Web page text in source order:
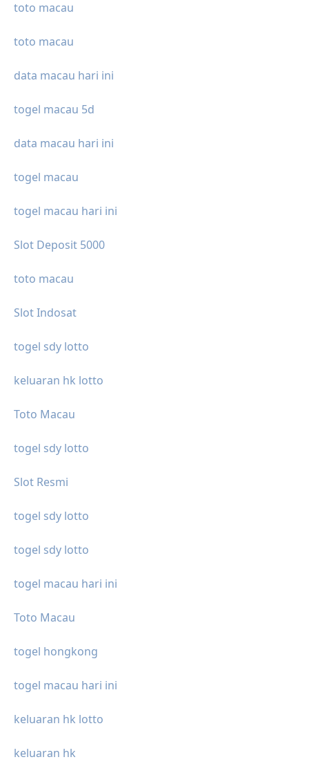
toto macau
toto macau
data macau hari ini
togel macau 5d
data macau hari ini
togel macau
togel macau hari ini
Slot Deposit 5000
toto macau
Slot Indosat
togel sdy lotto
keluaran hk lotto
Toto Macau
togel sdy lotto
Slot Resmi
togel sdy lotto
togel sdy lotto
togel macau hari ini
Toto Macau
togel hongkong
togel macau hari ini
keluaran hk lotto
keluaran hk